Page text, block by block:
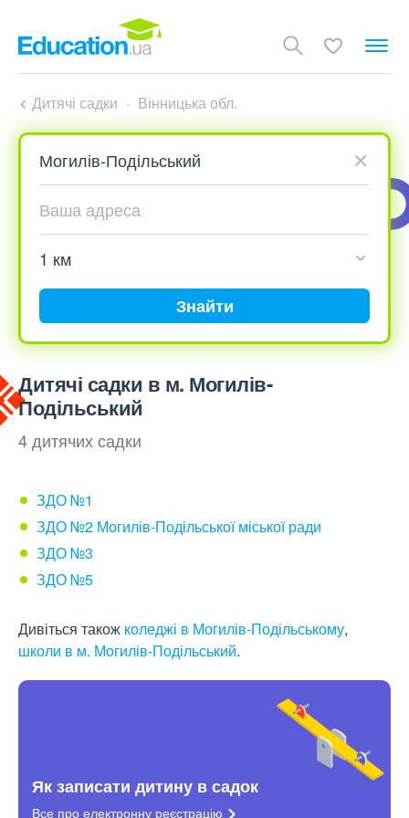
Дитячі садки Вінницька обл.
Знайти
Дитячі садки в м. Могилів-
Подільський
4 дитячих садки
ЗДО №1
ЗДО №2 Могилів-Подільської міської ради
ЗДО №3
ЗДО №5
Дивіться також коледжі в Могилів-Подільському,
школи в м. Могилів-Подільський.
Як записати дитину в садок
Все про електронну реєстрацію